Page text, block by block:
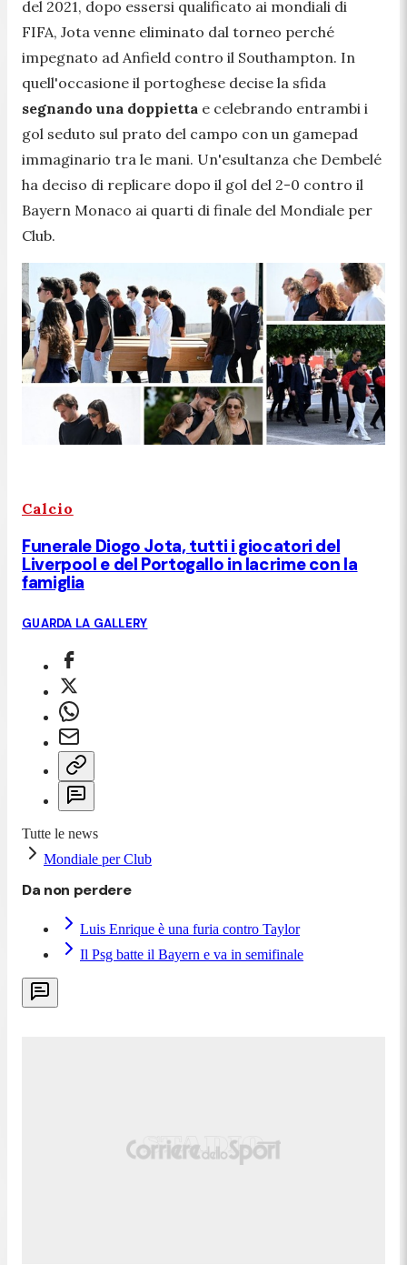
del 2021, dopo essersi qualificato ai mondiali di
FIFA, Jota venne eliminato dal torneo perché
impegnato ad Anfield contro il Southampton. In
quell'occasione il portoghese decise la sfida
segnando una doppietta e celebrando entrambi i
gol seduto sul prato del campo con un gamepad
immaginario tra le mani. Un'esultanza che Dembelé
ha deciso di replicare dopo il gol del 2-0 contro il
Bayern Monaco ai quarti di finale del Mondiale per
Club.
Calcio
Funerale Diogo Jota, tutti i giocatori del
Liverpool e del Portogallo in lacrime con la
famiglia
GUARDA LA GALLERY
Tutte le news
Mondiale per Club
Da non perdere
Luis Enrique è una furia contro Taylor
Il Psg batte il Bayern e va in semifinale